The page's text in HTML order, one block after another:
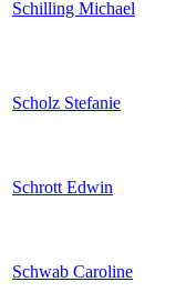
Schilling Michael
Scholz Stefanie
Schrott Edwin
Schwab Caroline